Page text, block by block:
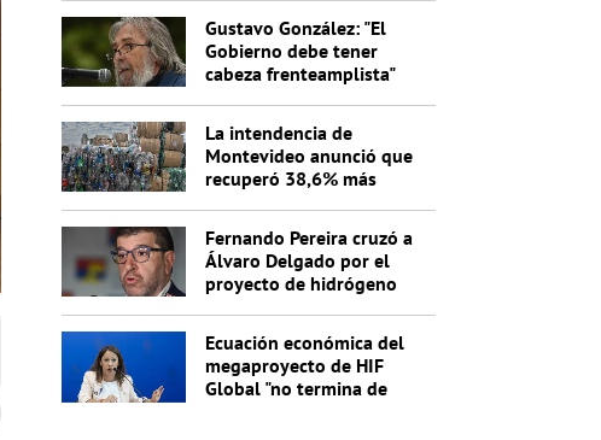
Gustavo González: "El
Gobierno debe tener
cabeza frenteamplista"
La intendencia de
Montevideo anunció que
recuperó 38,6% más
Fernando Pereira cruzó a
Álvaro Delgado por el
proyecto de hidrógeno
Ecuación económica del
megaproyecto de HIF
Global "no termina de